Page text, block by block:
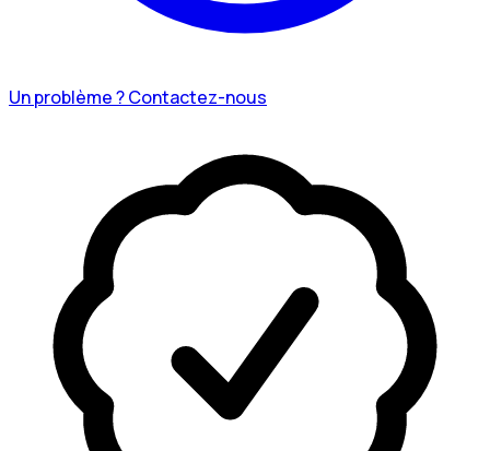
Un problème ? Contactez-nous